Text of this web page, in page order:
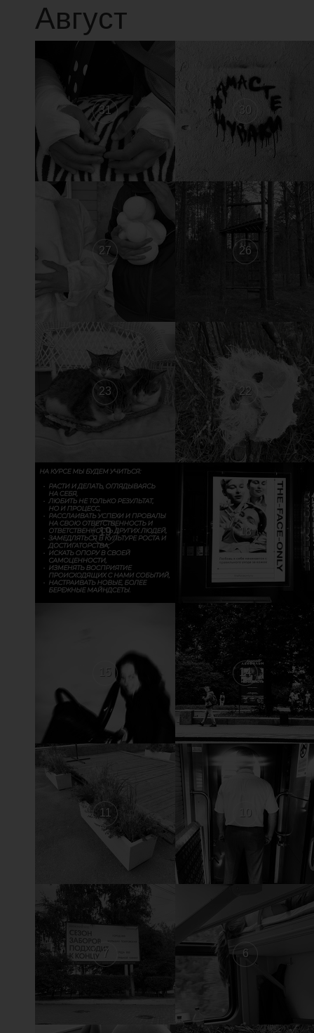
Август
31 30
27 26
23 22
19 18
15 14
11 10
7 6